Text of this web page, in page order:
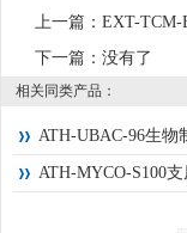
上一篇： EXT-TCM-
下一篇： 没有了
相关同类产品：
ATH-UBAC-96生物
ATH-MYCO-S100